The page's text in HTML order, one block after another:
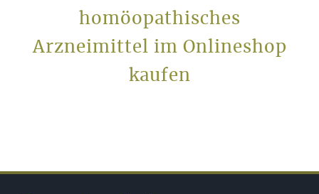
homöopathisches
Arzneimittel im Onlineshop
kaufen